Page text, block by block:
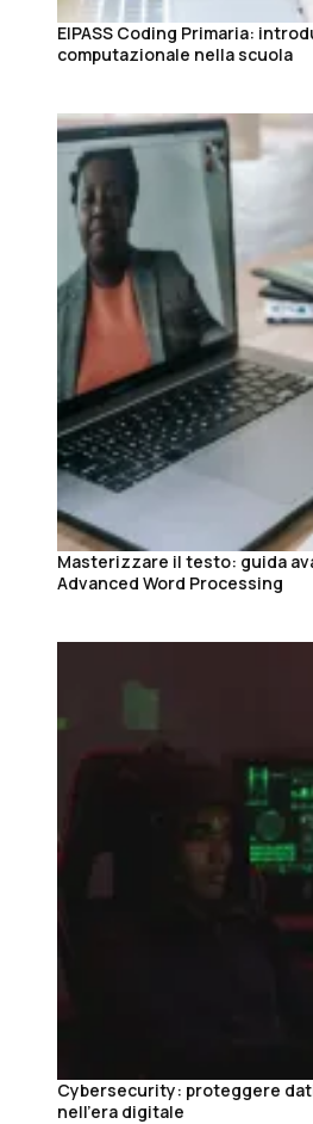
EIPASS Coding Primaria:
computazionale nella scuola
Masterizzare il testo: guida
Advanced Word Processing
Cybersecurity: proteggere
nell’era digitale